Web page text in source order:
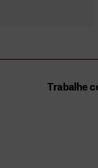
Trabalhe